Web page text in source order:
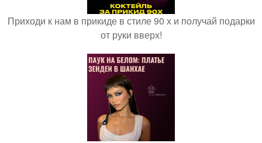
Приходи к нам в прикиде в стиле 90 х и получай подарки
от руки вверх!